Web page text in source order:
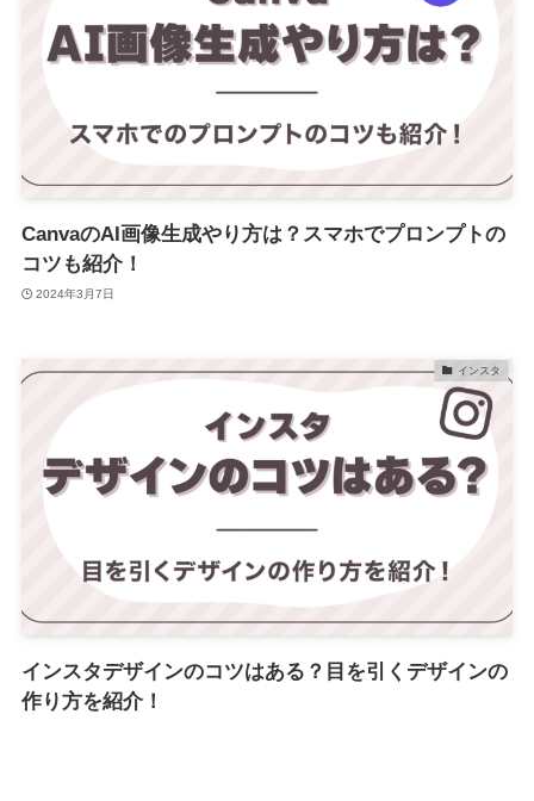
CanvaのAI画像生成やり方は？スマホでプロンプトの
コツも紹介！
2024年3月7日
インスタ
インスタデザインのコツはある？目を引くデザインの
作り方を紹介！